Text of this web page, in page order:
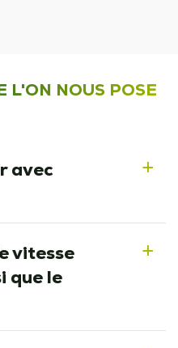
L'ON NOUS POSE
a
avec
a
vitesse
que le